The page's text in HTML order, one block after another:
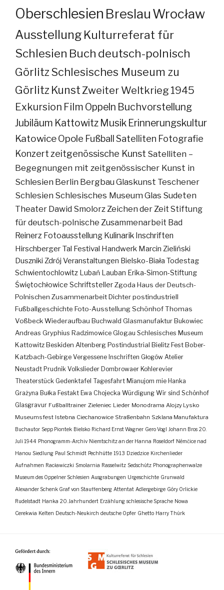
Oberschlesien Breslau Wrocław
Ausstellung Kulturreferat für
Schlesien Buch deutsch-polnisch
GörlitzSchlesisches Museum zu
Görlitz KunstZweiter Weltkrieg 1945
Exkursion Film Oppeln Buchvorstellung
Jubiläum Kattowitz Musik Erinnerungskultur
KatowiceOpole FußballSatelliten Fotografie
Konzertzeitgenössische Kunst Satelliten –
Begegnungen mit zeitgenössischer Kunst in
Schlesien Berlin BergbauGlaskunst Teschener
Schlesien Schlesisches MuseumGlas Sudeten
Theater Dawid Smolorz Zeichen der Zeit Stiftung
für deutsch-polnische Zusammenarbeit Bad
Reinerz Fotoausstellung Kulinarik Inschriften
Hirschberger Tal Festival Handwerk Marcin Zieliński
Duszniki Zdrój Veranstaltungen Bielsko-Biała Todestag
Schwientochlowitz
Lubań Lauban Erika-Simon-Stiftung
Świętochłowice SchriftstellerZgoda Haus der Deutsch-
Polnischen ZusammenarbeitDichterpostindustriell
Fußballgeschichte Foto-AusstellungSchönhofThomas
VoßbeckWiederaufbau Buchwald Glasmanufaktur Bukowiec
Andreas Gryphius Radzimowice Glogau Schlesisches Museum
Kattowitz Beskiden Altenberg Postindustrial Bielitz Fest Bober-
Katzbach-Gebirge Vergessene Inschriften Głogów Atelier
Neustadt Prudnik Volkslieder Dombrowaer Kohlerevier
Theaterstück Gedenktafel Tagesfahrt Mianujom mie Hanka
Grażyna Bułka Festakt Ewa Chojecka Würdigung Wir sind Schönhof
Glasgravur Fußballtrainer Zieleniec Lieder Monodrama Alojzy Lysko
Museumsfest Istebna Ciechanowice Straßenbahn Szklana Manufaktura
Buchautor Sepp Piontek Bielsko Richard Ernst Wagner Gero Vogl Johann Bros 20.
Juli 1944 Phonogramm-Archiv Niemtschitz an der Hanna Roseldorf Némčice nad
Hanou Siedlung Paul Schmidt Pechhütte 1913 Dziedzice Kirchenlieder
Aufnahmen Racławiczki Smolarnia Rasselwitz Sedschütz Phonographenwalze
Museum des Oppelner Schlesien Ausgrabungen Urgeschichte Grunwald
Alexander Schenk Graf von Stauffenberg Attentat Adlergebirge Góry Orlickie
Rudelstadt Hanka 20. Jahrhundert Erzählung schlesische Sprache Nowa
Cerekwia Kelten Deutsch-Neukirch deutsche Opfer Ghetto Harry Thürk